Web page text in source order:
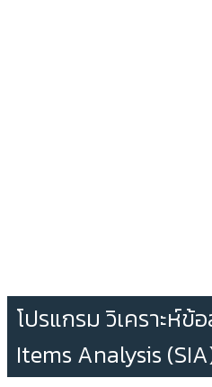
โปรแกรม วิเคราะห์ข้
Items Analysis